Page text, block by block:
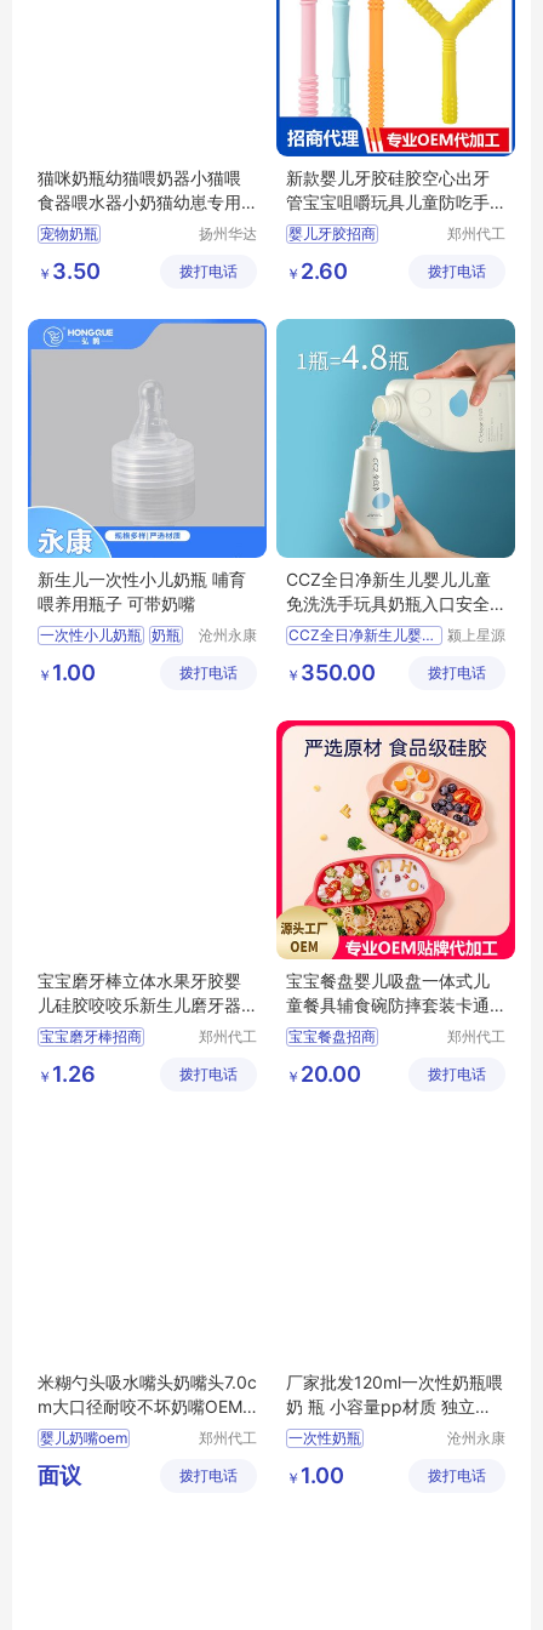
猫咪奶瓶幼猫喂奶器小猫喂
食器喂水器小奶猫幼崽专用
奶嘴宠物用品
宠物奶瓶
扬州华达
制造有限
￥ 3.50 拨打电话
新款婴儿牙胶硅胶空心出牙
管宝宝咀嚼玩具儿童防吃手
磨牙棒招商代理 定制批发
婴儿牙胶招商
防吃手磨牙棒批发
硅胶牙膏代理
郑州代工
技有限公
￥ 2.60 拨打电话
新生儿一次性小儿奶瓶 哺育
喂养用瓶子 可带奶嘴
一次性小儿奶瓶 奶瓶
沧州永康
有限公司
￥ 1.00 拨打电话
CCZ全日净新生儿婴儿儿童
免洗洗手玩具奶瓶入口安全
消毒液补充装
CCZ全日净新生儿婴儿儿
颍上星源
有限公司
￥ 350.00 拨打电话
宝宝磨牙棒立体水果牙胶婴
儿硅胶咬咬乐新生儿磨牙器
安抚咬胶玩具招商代理 定制
批发
宝宝磨牙棒招商
硅胶咬咬乐定制
郑州代工
技有限公
￥ 1.26 拨打电话
宝宝餐盘婴儿吸盘一体式儿
童餐具辅食碗防摔套装卡通
分格招商代理定制批发
宝宝餐盘招商
婴儿餐盘定制
郑州代工
技有限公
￥ 20.00 拨打电话
米糊勺头吸水嘴头奶嘴头7.0c
m大口径耐咬不坏奶嘴OEM
代工
婴儿奶嘴oem
婴儿奶嘴贴牌
婴儿奶嘴代加工
郑州代工
技有限公
面议 拨打电话
厂家批发120ml一次性奶瓶喂
奶 瓶 小容量pp材质 独立包
装
一次性奶瓶
沧州永康
有限公司
￥ 1.00 拨打电话